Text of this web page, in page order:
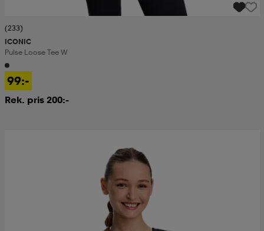
(233)
ICONIC
Pulse Loose Tee W
99:-
Rek. pris 200:-